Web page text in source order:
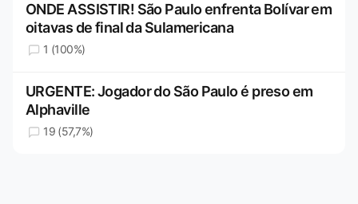
ONDE ASSISTIR! São Paulo enfrenta Bolívar em
oitavas de final da Sulamericana
1 (100%)
URGENTE: Jogador do São Paulo é preso em
Alphaville
19 (57,7%)